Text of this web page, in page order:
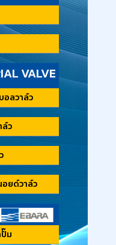
VALVE
อลวาล์ว
ล์ว
อยด์วาล์ว
ปั๊ม